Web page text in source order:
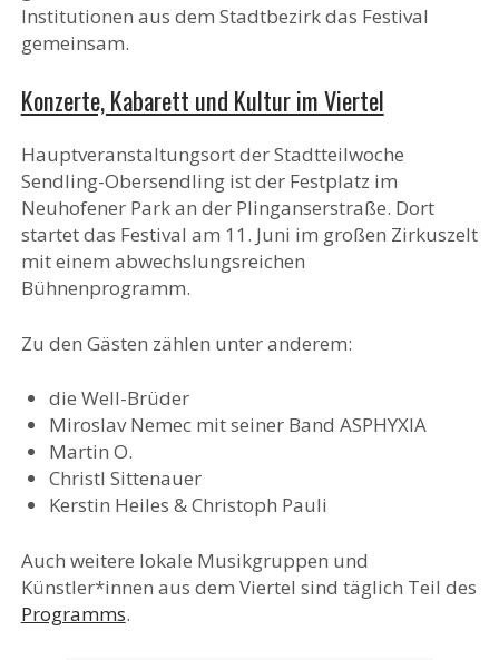
Institutionen aus dem Stadtbezirk das Festival
gemeinsam.
Konzerte, Kabarett und Kultur im Viertel
Hauptveranstaltungsort der Stadtteilwoche
Sendling-Obersendling ist der Festplatz im
Neuhofener Park an der Plinganserstraße. Dort
startet das Festival am 11. Juni im großen Zirkuszelt
mit einem abwechslungsreichen
Bühnenprogramm.
Zu den Gästen zählen unter anderem:
die Well-Brüder
Miroslav Nemec mit seiner Band ASPHYXIA
Martin O.
Christl Sittenauer
Kerstin Heiles & Christoph Pauli
Auch weitere lokale Musikgruppen und
Künstler*innen aus dem Viertel sind täglich Teil des
Programms.